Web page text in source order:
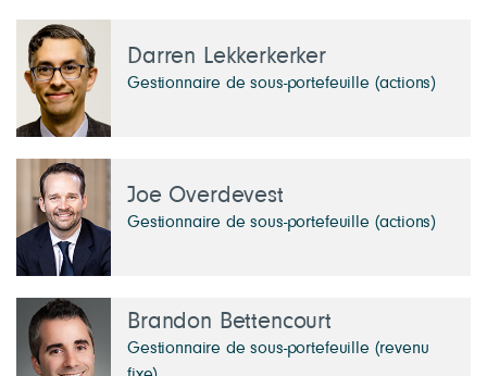
Darren Lekkerkerker
Gestionnaire de sous-portefeuille (actions)
Joe Overdevest
Gestionnaire de sous-portefeuille (actions)
Brandon Bettencourt
Gestionnaire de sous-portefeuille (revenu